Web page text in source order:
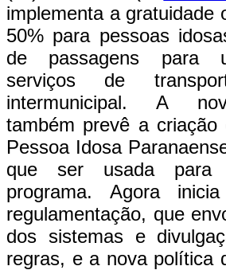
implementa a gratuidade
50% para pessoas
de passagens para
serviços de
intermunicipal. A
também prevê a criação
Pessoa Idosa
que ser usada para
programa. Agora
regulamentação, que
dos sistemas e
regras, e a nova política